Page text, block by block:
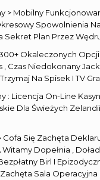
> Mobilny
Spowolnienia
Sekret Plan Przez
Okaleczonych Opcji
, Czas Niedokonany
Na Spisek I TV
: Licencja On-Line
Dla Świeżych
Się Zachęta
Dopełnia ,
Birl I
Sala Operacyjna